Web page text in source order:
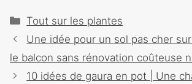
Catégories
Tout sur les plantes
Navigation
des
Une idée pour un sol pas cher
le balcon sans rénovation coûteuse
10 idées de gaura en pot | Une